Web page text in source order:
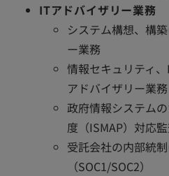
ITアドバイザリー業務
システム構想、構
ー業務
情報セキュリティ
アドバイザリー業務
政府情報システム
度（ISMAP）対応
受託会社の内部統
（SOC1/SOC2）